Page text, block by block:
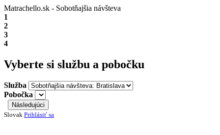
Matrachello.sk - Sobotňajšia návšteva
1
2
3
4
Vyberte si službu a pobočku
Služba
Pobočka
Následujúci
Slovak Prihlásiť sa